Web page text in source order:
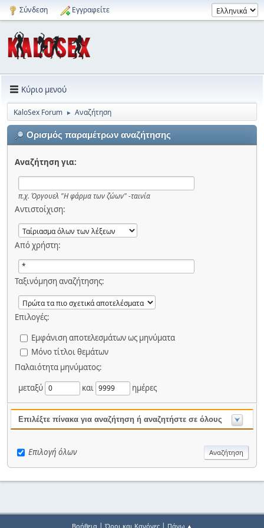
Σύνδεση Εγγραφείτε
Κύριο μενού
KaloSex Forum ► Αναζήτηση
Ορισμός παραμέτρων αναζήτησης
Αναζήτηση για:
π.χ. Όργουελ "Η φάρμα των ζώων" -ταινία
Αντιστοίχιση:
Από χρήστη:
Ταξινόμηση αναζήτησης:
Επιλογές:
Εμφάνιση αποτελεσμάτων ως μηνύματα
Μόνο τίτλοι θεμάτων
Παλαιότητα μηνύματος:
μεταξύ
και ημέρες
Επιλέξτε πίνακα για αναζήτηση ή αναζητήστε σε όλους
Επιλογή όλων
Βοήθεια Όροι και Κανόνες Πάνω ▲